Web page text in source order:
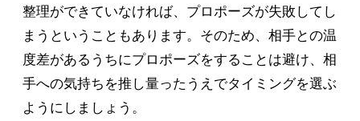
整理ができていなければ、プロポーズが失敗してし
まうということもあります。そのため、相手との温
度差があるうちにプロポーズをすることは避け、相
手への気持ちを推し量ったうえでタイミングを選ぶ
ようにしましょう。